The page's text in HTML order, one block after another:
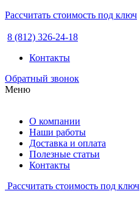
Рассчитать стоимость под ключ
8 (812) 326-24-18
Контакты
Обратный звонок
Меню
О компании
Наши работы
Доставка и оплата
Полезные статьи
Контакты
Рассчитать стоимость под ключ